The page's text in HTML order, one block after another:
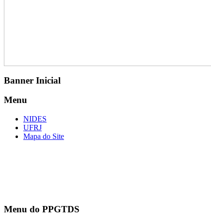
Banner Inicial
Menu
NIDES
UFRJ
Mapa do Site
Menu do PPGTDS